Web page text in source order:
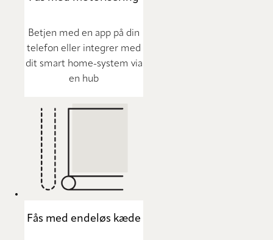
Betjen med en app på din
telefon eller integrer med
dit smart home-system via
en hub
Fås med endeløs kæde